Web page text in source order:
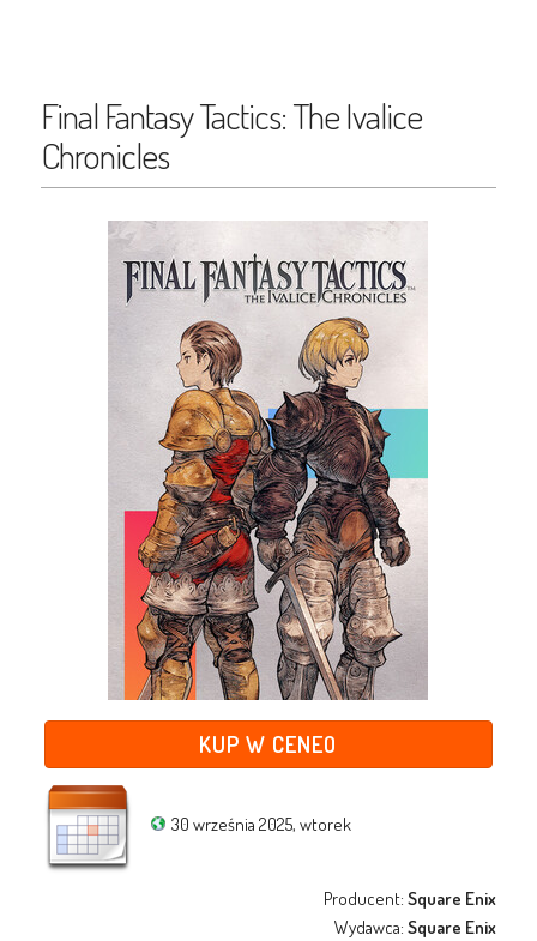
Final Fantasy Tactics: The Ivalice
Chronicles
KUP W CENEO
30 września 2025, wtorek
Producent:Square Enix
Wydawca:Square Enix